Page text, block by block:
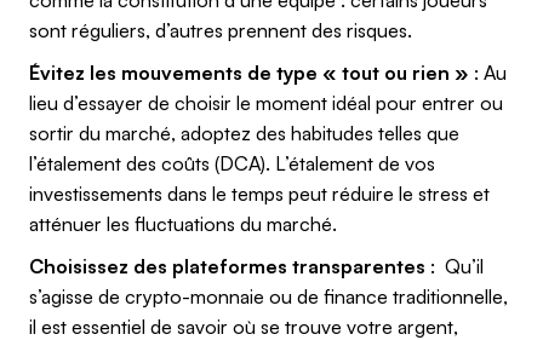
sont réguliers, d’autres prennent des risques.
Évitez les mouvements de type « tout ou rien » : Au
lieu d’essayer de choisir le moment idéal pour entrer ou
sortir du marché, adoptez des habitudes telles que
l’étalement des coûts (DCA). L’étalement de vos
investissements dans le temps peut réduire le stress et
atténuer les fluctuations du marché.
Choisissez des plateformes transparentes : Qu’il
s’agisse de crypto-monnaie ou de finance traditionnelle,
il est essentiel de savoir où se trouve votre argent,